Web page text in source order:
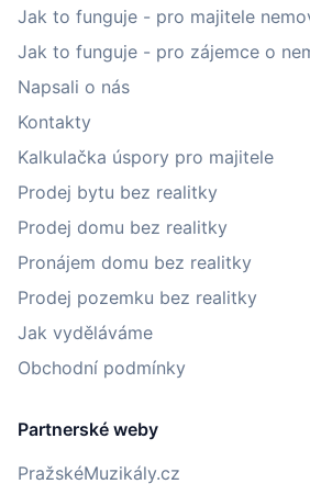
Jak to funguje - pro majitele
Jak to funguje - pro zájemce o
Napsali o nás
Kontakty
Kalkulačka úspory pro majitele
Prodej bytu bez realitky
Prodej domu bez realitky
Pronájem domu bez realitky
Prodej pozemku bez realitky
Jak vyděláváme
Obchodní podmínky
Partnerské weby
PražskéMuzikály.cz